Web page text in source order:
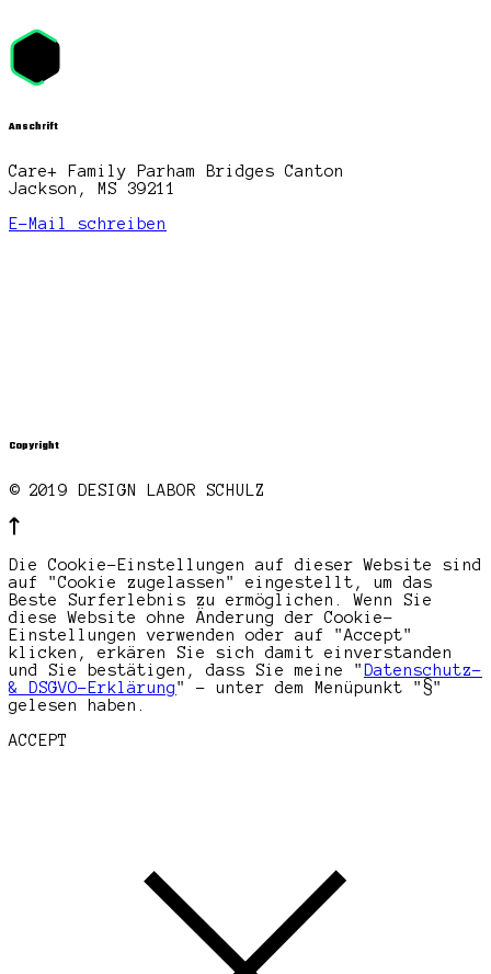
Anschrift
Care+ Family Parham Bridges Canton
Jackson, MS 39211
E-Mail schreiben
Copyright
© 2019 DESIGN LABOR SCHULZ
Die Cookie-Einstellungen auf dieser Website sind
auf "Cookie zugelassen" eingestellt, um das
Beste Surferlebnis zu ermöglichen. Wenn Sie
diese Website ohne Änderung der Cookie-
Einstellungen verwenden oder auf "Accept"
klicken, erkären Sie sich damit einverstanden
und Sie bestätigen, dass Sie meine " Datenschutz-
& DSGVO-Erklärung" - unter dem Menüpunkt "§"
gelesen haben.
ACCEPT